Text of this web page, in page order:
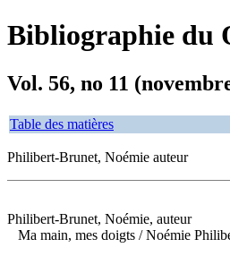
Bibliographie du
Vol. 56, no 11
Table des matières
Philibert-Brunet, Noémie auteur
Philibert-Brunet, Noémie, auteur
Ma main, mes doigts / Noémie